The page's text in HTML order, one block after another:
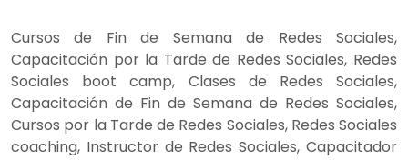
Cursos de Fin de Semana de Redes Sociales,
Capacitación por la Tarde de Redes Sociales, Redes
Sociales boot camp, Clases de Redes Sociales,
Capacitación de Fin de Semana de Redes Sociales,
Cursos por la Tarde de Redes Sociales, Redes Sociales
coaching, Instructor de Redes Sociales, Capacitador